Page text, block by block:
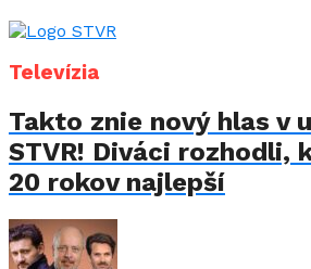
Televízia
Takto znie nový hlas v
STVR! Diváci rozhodli,
20 rokov najlepší